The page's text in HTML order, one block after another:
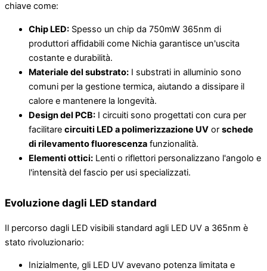
chiave come:
Chip LED: Spesso un chip da 750mW 365nm di
produttori affidabili come Nichia garantisce un'uscita
costante e durabilità.
Materiale del substrato: I substrati in alluminio sono
comuni per la gestione termica, aiutando a dissipare il
calore e mantenere la longevità.
Design del PCB: I circuiti sono progettati con cura per
facilitare circuiti LED a polimerizzazione UV or schede
di rilevamento fluorescenza funzionalità.
Elementi ottici: Lenti o riflettori personalizzano l'angolo e
l'intensità del fascio per usi specializzati.
Evoluzione dagli LED standard
Il percorso dagli LED visibili standard agli LED UV a 365nm è
stato rivoluzionario:
Inizialmente, gli LED UV avevano potenza limitata e